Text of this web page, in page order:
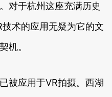
对于杭州这座充满历史
术的应用无疑为它的文
机。
被应用于VR拍摄。西湖